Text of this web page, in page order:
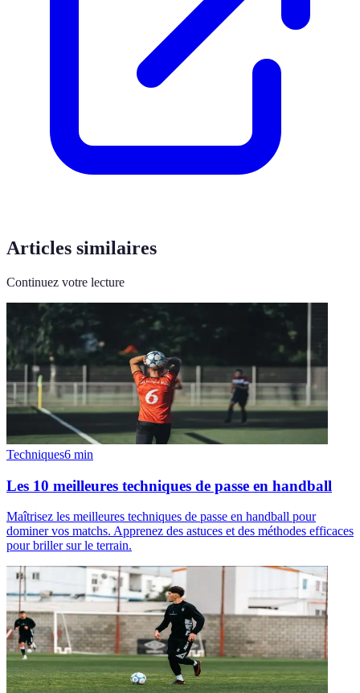
Articles similaires
Continuez votre lecture
Techniques6 min
Les 10 meilleures techniques de passe en handball
Maîtrisez les meilleures techniques de passe en handball pour
dominer vos matchs. Apprenez des astuces et des méthodes efficaces
pour briller sur le terrain.